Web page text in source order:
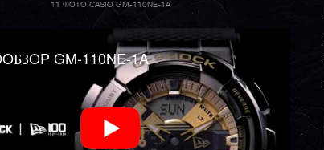
11 ФОТО CASIO GM-110NE-1A
GM-110NE-1A